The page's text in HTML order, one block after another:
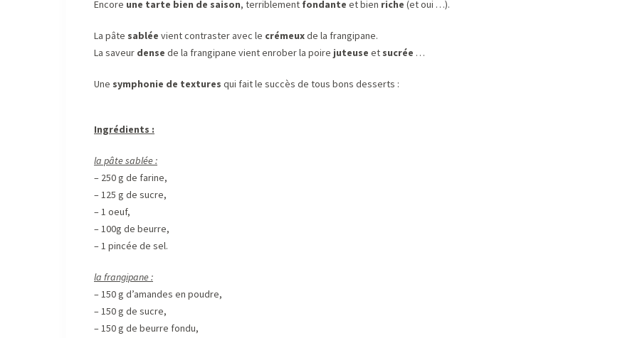
Encore une tarte bien de saison, terriblement fondante et bien riche (et oui …).
La pâte sablée vient contraster avec le crémeuxde la frangipane.
La saveur dense de la frangipane vient enrober la poire juteuse et sucrée …
Une symphonie de textures qui fait le succès de tous bons desserts :
Ingrédients :
la pâte sablée :
– 250 g de farine,
– 125 g de sucre,
– 1 oeuf,
– 100g de beurre,
– 1 pincée de sel.
la frangipane :
– 150 g d’amandes en poudre,
– 150 g de sucre,
– 150 g de beurre fondu,